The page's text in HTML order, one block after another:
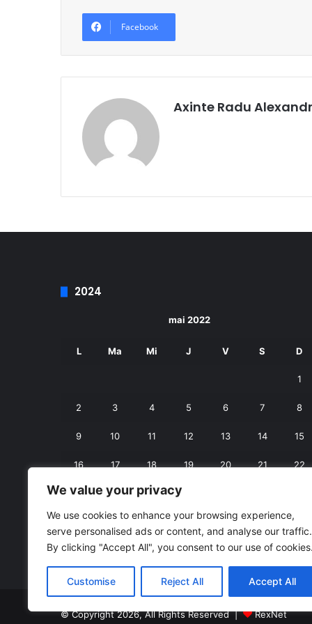
We value your privacy
We use cookies to enhance your browsing experience,
serve personalised ads or content, and analyse our traffic.
By clicking "Accept All", you consent to our use of
Customise Reject All Accept All
Facebook
Axinte Radu
2024
mai 2022
L Ma Mi J V S D
1
2 3 4 5 6 7 8
9 10 11 12 13 14 15
16 17 18 19 20 21 22
23 24 25
30 31
iun. »
© Copyright 2026, All Rights Reserved | RexNet